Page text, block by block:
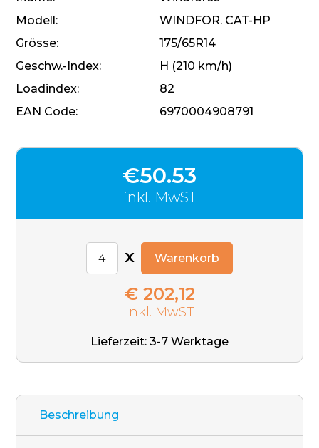
Modell
WINDFOR. CAT-HP
Grösse
175/65R14
Geschw.-Index
H (210 km/h)
Loadindex
82
EAN Code
6970004908791
€50.53
inkl. MwST
x Warenkorb
€ 202,12
inkl. MwST
Lieferzeit: 3-7 Werktage
Beschreibung